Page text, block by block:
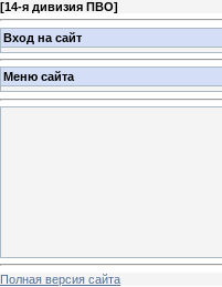
[14-я дивизия ПВО]
Вход на сайт
Меню сайта
Полная версия сайта